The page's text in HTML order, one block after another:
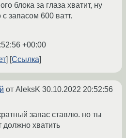
блока за глаза хватит, ну
с запасом 600 ватт.
+00:00
Ссылка
от AleksK 30.10.2022 20:52:56
запас ставлю. но ты
должно хватить